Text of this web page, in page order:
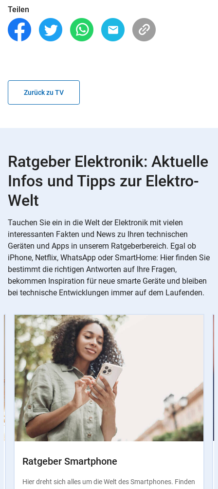
Teilen
Zurück zu TV
Ratgeber Elektronik: Aktuelle
Infos und Tipps zur Elektro-
Welt
Tauchen Sie ein in die Welt der Elektronik mit vielen
interessanten Fakten und News zu Ihren technischen
Geräten und Apps in unserem Ratgeberbereich. Egal ob
iPhone, Netflix, WhatsApp oder SmartHome: Hier finden Sie
bestimmt die richtigen Antworten auf Ihre Fragen,
bekommen Inspiration für neue smarte Geräte und bleiben
bei technische Entwicklungen immer auf dem Laufenden.
Instructions
Ratgeber Smartphone
Hier dreht sich alles um die Welt des Smartphones. Finden